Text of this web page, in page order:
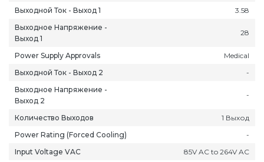
Выходной Ток - Выход 1
3.58
Выходное Напряжение -
Выход 1
28
Power Supply Approvals
Medical
Выходной Ток - Выход 2
-
Выходное Напряжение -
Выход 2
-
Количество Выходов
1 Выход
Power Rating (Forced Cooling)
-
Input Voltage VAC
85V AC to 264V AC